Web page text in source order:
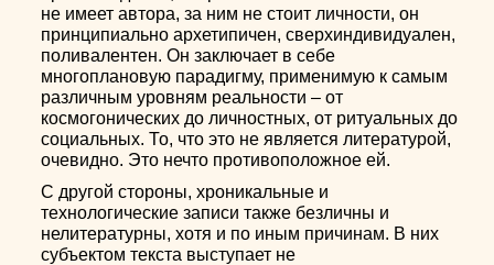
не имеет автора, за ним не стоит личности, он
принципиально архетипичен, сверхиндивидуален,
поливалентен. Он заключает в себе
многоплановую парадигму, применимую к самым
различным уровням реальности – от
космогонических до личностных, от ритуальных до
социальных. То, что это не является литературой,
очевидно. Это нечто противоположное ей.
С другой стороны, хроникальные и
технологические записи также безличны и
нелитературны, хотя и по иным причинам. В них
субъектом текста выступает не